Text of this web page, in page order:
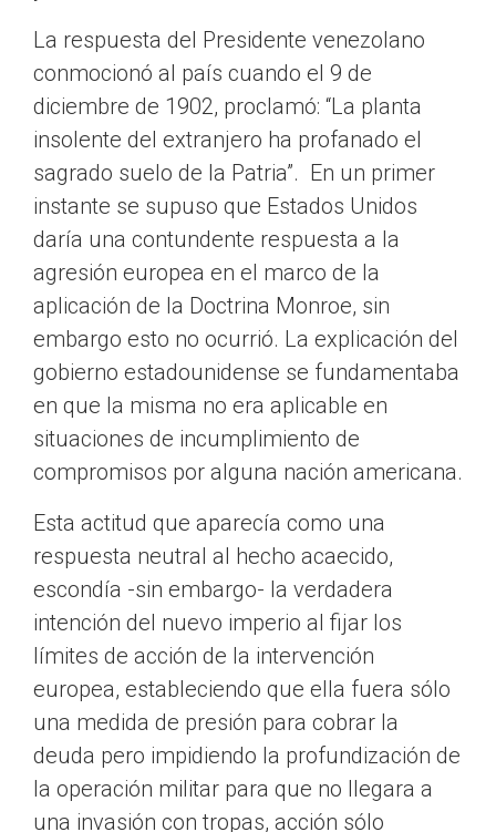
La respuesta del Presidente venezolano
conmocionó al país cuando el 9 de
diciembre de 1902, proclamó: “La planta
insolente del extranjero ha profanado el
sagrado suelo de la Patria”. En un primer
instante se supuso que Estados Unidos
daría una contundente respuesta a la
agresión europea en el marco de la
aplicación de la Doctrina Monroe, sin
embargo esto no ocurrió. La explicación del
gobierno estadounidense se fundamentaba
en que la misma no era aplicable en
situaciones de incumplimiento de
compromisos por alguna nación americana.
Esta actitud que aparecía como una
respuesta neutral al hecho acaecido,
escondía -sin embargo- la verdadera
intención del nuevo imperio al fijar los
límites de acción de la intervención
europea, estableciendo que ella fuera sólo
una medida de presión para cobrar la
deuda pero impidiendo la profundización de
la operación militar para que no llegara a
una invasión con tropas, acción sólo